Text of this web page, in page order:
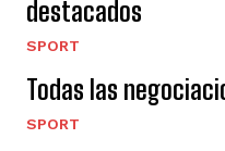
destacados
SPORT
Todas las
SPORT